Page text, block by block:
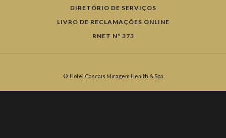
DIRETÓRIO DE SERVIÇOS
LIVRO DE RECLAMAÇÕES ONLINE
RNET Nº 373
© Hotel Cascais Miragem Health & Spa